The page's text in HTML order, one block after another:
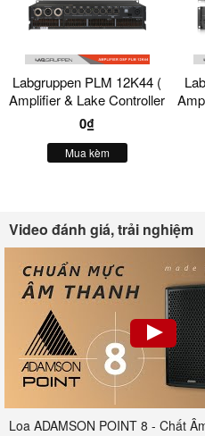
Labgruppen PLM 12K44 (
Amplifier & Lake Controller
) 4 Kênh
0₫
Mua kèm
Video đánh giá, trải nghiệm
Loa ADAMSON POINT 8 - Chất